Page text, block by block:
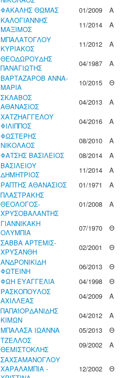
ΦΑΚΑΛΗΣ ΘΩΜΑΣ 01/2009
Α
ΚΑΛΟΓΙΑΝΝΗΣ
ΜΑΞΙΜΟΣ
11/2014
Α
ΜΠΑΛΑΤΟΓΛΟΥ
ΚΥΡΙΑΚΟΣ
11/2012
Α
ΘΕΟΔΩΡΟΥΔΗΣ
ΠΑΝΑΓΙΩΤΗΣ
04/1987
Α
ΒΑΡΤΑΖΑΡΟΒ ΑΝΝΑ-
ΜΑΡΙΑ
10/2015
Θ
ΣΚΛΑΒΟΣ
ΑΘΑΝΑΣΙΟΣ
04/2013
Α
ΧΑΤΖΗΑΓΓΕΛΟΥ
ΦΙΛΙΠΠΟΣ
04/2016
Α
ΦΩΣΤΕΡΗΣ
ΝΙΚΟΛΑΟΣ
08/2010
Α
ΦΑΤΣΗΣ ΒΑΣΙΛΕΙΟΣ 08/2014
Α
ΒΑΣΙΛΕΙΟΥ
ΔΗΜΗΤΡΙΟΣ
11/2014
Α
ΡΑΠΤΗΣ ΑΘΑΝΑΣΙΟΣ 01/1971
Α
ΠΛΑΣΤΡΑΚΗΣ
ΘΕΟΛΟΓΟΣ-
ΧΡΥΣΟΒΑΛΑΝΤΗΣ
01/2008 Α
ΓΙΑΝΝΙΚΑΚΗ
ΟΛΥΜΠΙΑ
07/1970
Θ
ΣΑΒΒΑ ΑΡΤΕΜΙΣ-
ΧΡΥΣΑΝΘΗ
02/2001
Θ
ΑΝΔΡΟΝΙΚΙΔΗ
ΦΩΤΕΙΝΗ
06/2013
Θ
ΦΩΗ ΕΥΑΓΓΕΛΙΑ 04/1998
Θ
ΡΑΣΚΟΠΟΥΛΟΣ
ΑΧΙΛΛΕΑΣ
04/2009
Α
ΠΑΠΑΪΟΡΔΑΝΙΔΗΣ
ΚΙΜΩΝ
04/2012
Α
ΜΠΑΛΑΣΑ ΙΩΑΝΝΑ 05/2013
Θ
ΤΖΕΛΛΟΣ
ΘΕΜΙΣΤΟΚΛΗΣ
09/2002 Α
ΣΑΧΣΑΜΑΝΟΓΛΟΥ
ΧΑΡΑΛΑΜΠΙΑ -
12/2002 Θ